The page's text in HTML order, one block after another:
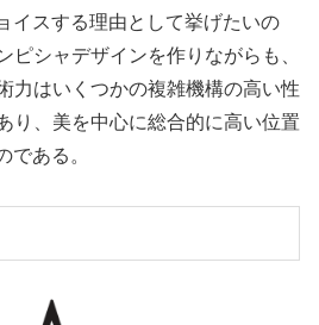
イスする理由として挙げたいの
ピシャデザインを作りながらも、
力はいくつかの複雑機構の高い性
り、美を中心に総合的に高い位置
である。